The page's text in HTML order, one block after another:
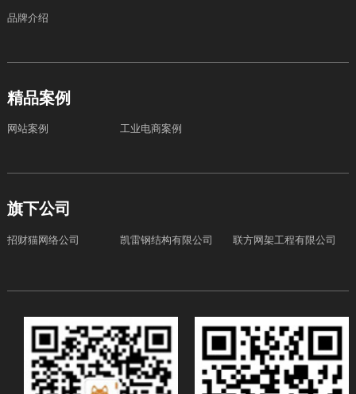
品牌介绍
精品案例
网站案例 工业电商案例
旗下公司
招财猫网络公司 凯雷钢结构有限公司 联方网架工程有限公司